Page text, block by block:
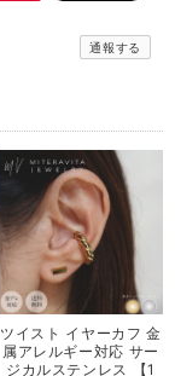
通報する
ツイスト イヤーカフ 金
属アレルギー対応 サー
ジカルステンレス 【1